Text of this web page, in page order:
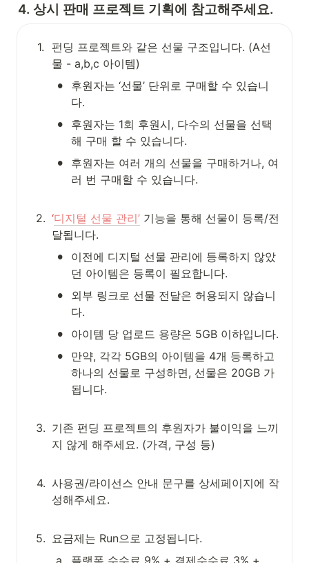
4. 상시 판매 프로젝트 기획에 참고해주세요.
1.
펀딩 프로젝트와 같은 선물 구조입니다. (A선
물 - a,b,c 아이템)
•
후원자는 ‘선물’ 단위로 구매할 수 있습니
다.
•
후원자는 1회 후원시, 다수의 선물을 선택
해 구매 할 수 있습니다.
•
후원자는 여러 개의 선물을 구매하거나, 여
러 번 구매할 수 있습니다.
2. ‘디지털 선물 관리’ 기능을 통해 선물이 등록/전
달됩니다.
•
이전에 디지털 선물 관리에 등록하지 않았
던 아이템은 등록이 필요합니다.
•
외부 링크로 선물 전달은 허용되지 않습니
다.
• 아이템 당 업로드 용량은 5GB 이하입니다.
•
만약, 각각 5GB의 아이템을 4개 등록하고
하나의 선물로 구성하면, 선물은 20GB 가
됩니다.
3. 기존 펀딩 프로젝트의 후원자가 불이익을 느끼
지 않게 해주세요. (가격, 구성 등)
4. 사용권/라이선스 안내 문구를 상세페이지에 작
성해주세요.
5. 요금제는 Run으로 고정됩니다.
a
플랫폼 수수료 9% + 결제수수료 3% +